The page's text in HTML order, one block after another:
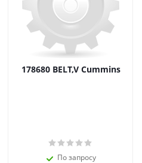
178680 BELT,V Cummins
По запросу